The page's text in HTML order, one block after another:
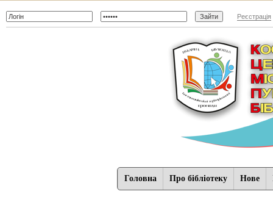
Реєстрація
Головна Про бібліотеку Нове